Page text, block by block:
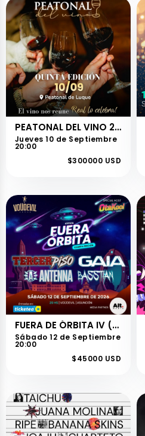
PEATONAL DEL VINO 2026
Jueves 10 de Septiembre
20:00
$300000 USD
FUERA DE ÓRBITA IV (FDO 4)
Sábado 12 de Septiembre
20:00
$45000 USD